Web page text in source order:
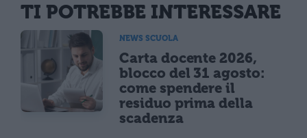
TI POTREBBE INTERESSARE
NEWS SCUOLA
Carta docente 2026,
blocco del 31 agosto:
come spendere il
residuo prima della
scadenza